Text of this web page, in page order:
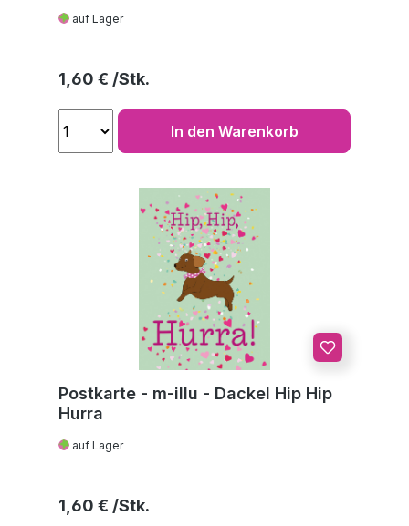
auf Lager
Regulärer Preis:
1,60 €
In den Warenkorb
Postkarte - m-illu - Dackel Hip Hip
Hurra
auf Lager
Regulärer Preis:
1,60 €